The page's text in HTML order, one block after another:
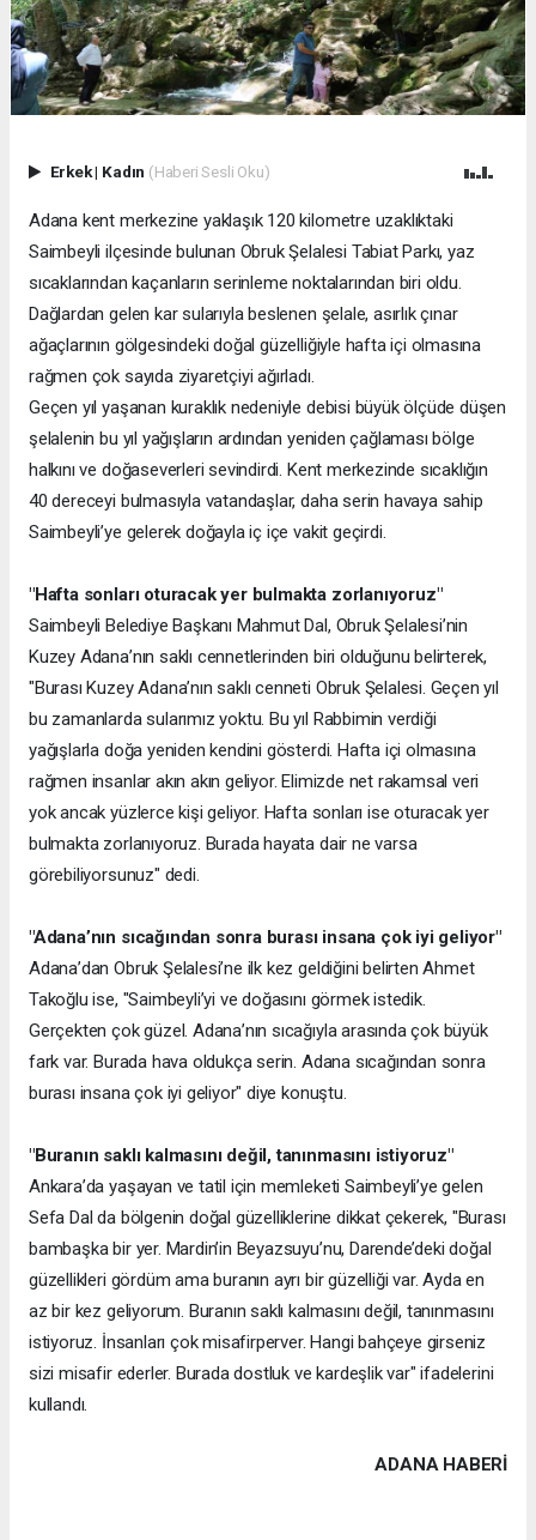
Erkek| Kadın (Haberi Sesli Oku)
Adana kent merkezine yaklaşık 120 kilometre uzaklıktaki
Saimbeyli ilçesinde bulunan Obruk Şelalesi Tabiat Parkı, yaz
sıcaklarından kaçanların serinleme noktalarından biri oldu.
Dağlardan gelen kar sularıyla beslenen şelale, asırlık çınar
ağaçlarının gölgesindeki doğal güzelliğiyle hafta içi olmasına
rağmen çok sayıda ziyaretçiyi ağırladı.
Geçen yıl yaşanan kuraklık nedeniyle debisi büyük ölçüde düşen
şelalenin bu yıl yağışların ardından yeniden çağlaması bölge
halkını ve doğaseverleri sevindirdi. Kent merkezinde sıcaklığın
40 dereceyi bulmasıyla vatandaşlar, daha serin havaya sahip
Saimbeyli’ye gelerek doğayla iç içe vakit geçirdi.
"Hafta sonları oturacak yer bulmakta zorlanıyoruz"
Saimbeyli Belediye Başkanı Mahmut Dal, Obruk Şelalesi’nin
Kuzey Adana’nın saklı cennetlerinden biri olduğunu belirterek,
"Burası Kuzey Adana’nın saklı cenneti Obruk Şelalesi. Geçen yıl
bu zamanlarda sularımız yoktu. Bu yıl Rabbimin verdiği
yağışlarla doğa yeniden kendini gösterdi. Hafta içi olmasına
rağmen insanlar akın akın geliyor. Elimizde net rakamsal veri
yok ancak yüzlerce kişi geliyor. Hafta sonları ise oturacak yer
bulmakta zorlanıyoruz. Burada hayata dair ne varsa
görebiliyorsunuz" dedi.
"Adana’nın sıcağından sonra burası insana çok iyi geliyor"
Adana’dan Obruk Şelalesi’ne ilk kez geldiğini belirten Ahmet
Takoğlu ise, "Saimbeyli’yi ve doğasını görmek istedik.
Gerçekten çok güzel. Adana’nın sıcağıyla arasında çok büyük
fark var. Burada hava oldukça serin. Adana sıcağından sonra
burası insana çok iyi geliyor" diye konuştu.
"Buranın saklı kalmasını değil, tanınmasını istiyoruz"
Ankara’da yaşayan ve tatil için memleketi Saimbeyli’ye gelen
Sefa Dal da bölgenin doğal güzelliklerine dikkat çekerek, "Burası
bambaşka bir yer. Mardin’in Beyazsuyu’nu, Darende’deki doğal
güzellikleri gördüm ama buranın ayrı bir güzelliği var. Ayda en
az bir kez geliyorum. Buranın saklı kalmasını değil, tanınmasını
istiyoruz. İnsanları çok misafirperver. Hangi bahçeye girseniz
sizi misafir ederler. Burada dostluk ve kardeşlik var" ifadelerini
kullandı.
ADANA HABERİ